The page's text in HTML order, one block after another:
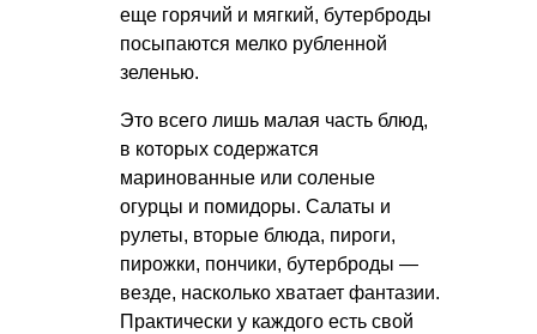
еще горячий и мягкий, бутерброды
посыпаются мелко рубленной
зеленью.
Это всего лишь малая часть блюд,
в которых содержатся
маринованные или соленые
огурцы и помидоры. Салаты и
рулеты, вторые блюда, пироги,
пирожки, пончики, бутерброды —
везде, насколько хватает фантазии.
Практически у каждого есть свой